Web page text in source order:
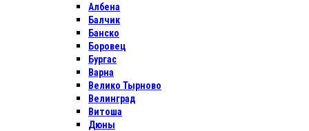
Албена
Балчик
Банско
Боровец
Бургас
Варна
Велико Тырново
Велинград
Витоша
Дюны